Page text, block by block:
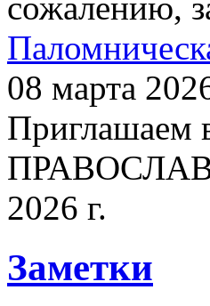
08 марта
Приглашаем
2026 г.
Заметки